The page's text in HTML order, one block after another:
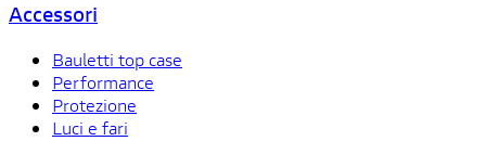
Accessori
Bauletti top case
Performance
Protezione
Luci e fari